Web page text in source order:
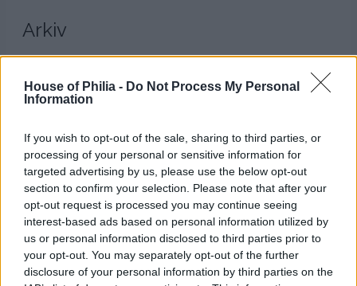
House of Philia - Do Not Process My Personal
Information
If you wish to opt-out of the sale, sharing to third parties, or
processing of your personal or sensitive information for
targeted advertising by us, please use the below opt-out
section to confirm your selection. Please note that after your
opt-out request is processed you may continue seeing
interest-based ads based on personal information utilized by
us or personal information disclosed to third parties prior to
your opt-out. You may separately opt-out of the further
disclosure of your personal information by third parties on the
Arkiv
december 2025
november 2025
augusti 2025
juli 2025
juni 2025
maj 2025
april 2025
mars 2025
februari 2025
januari 2025
december 2024
november 2024